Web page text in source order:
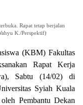
Rapat tetap berjalan
K./Perspektif)
(KBM) Fakultas
Rapat Kerja
Sabtu (14/02) di
Syiah Kuala
Pembantu Dekan